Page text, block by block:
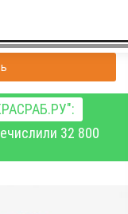
32 800